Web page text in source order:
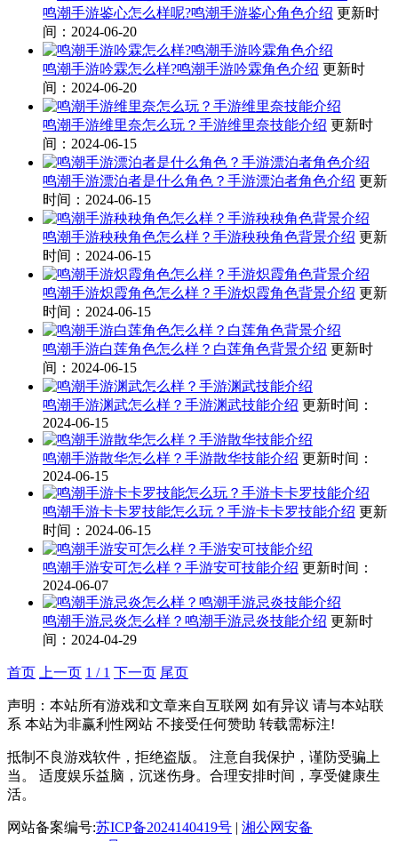
鸣潮手游鉴心怎么样呢?鸣潮手游鉴心角色介绍 更新时
间：2024-06-20
鸣潮手游吟霖怎么样?鸣潮手游吟霖角色介绍 更新时
间：2024-06-20
鸣潮手游维里奈怎么玩？手游维里奈技能介绍 更新时
间：2024-06-15
鸣潮手游漂泊者是什么角色？手游漂泊者角色介绍 更新
时间：2024-06-15
鸣潮手游秧秧角色怎么样？手游秧秧角色背景介绍 更新
时间：2024-06-15
鸣潮手游炽霞角色怎么样？手游炽霞角色背景介绍 更新
时间：2024-06-15
鸣潮手游白莲角色怎么样？白莲角色背景介绍 更新时
间：2024-06-15
鸣潮手游渊武怎么样？手游渊武技能介绍 更新时间：
2024-06-15
鸣潮手游散华怎么样？手游散华技能介绍 更新时间：
2024-06-15
鸣潮手游卡卡罗技能怎么玩？手游卡卡罗技能介绍 更新
时间：2024-06-15
鸣潮手游安可怎么样？手游安可技能介绍 更新时间：
2024-06-07
鸣潮手游忌炎怎么样？鸣潮手游忌炎技能介绍 更新时
间：2024-04-29
首页 上一页 1 / 1 下一页 尾页
声明：本站所有游戏和文章来自互联网 如有异议 请与本站联
系 本站为非赢利性网站 不接受任何赞助 转载需标注!
抵制不良游戏软件，拒绝盗版。 注意自我保护，谨防受骗上
当。 适度娱乐益脑，沉迷伤身。合理安排时间，享受健康生
活。
网站备案编号:苏ICP备2024140419号 | 湘公网安备